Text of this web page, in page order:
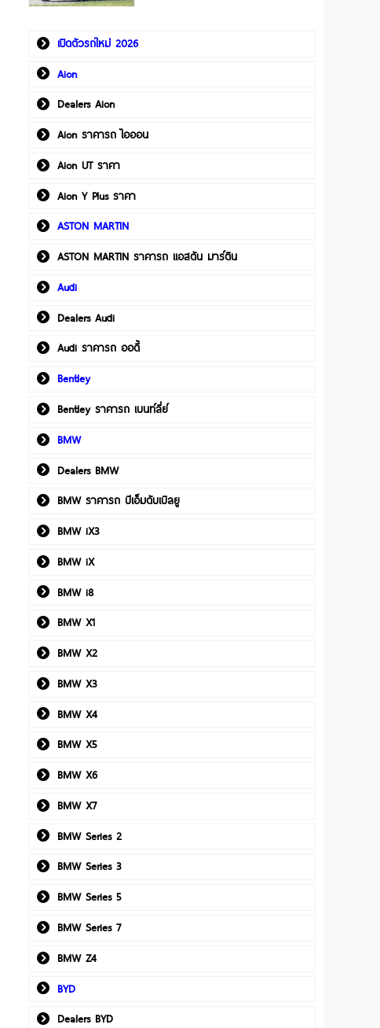
เปิดตัวรถใหม่ 2026
Aion
Dealers Aion
Aion ราคารถ ไอออน
Aion UT ราคา
Aion Y Plus ราคา
ASTON MARTIN
ASTON MARTIN ราคารถ แอสตัน มาร์ติน
Audi
Dealers Audi
Audi ราคารถ ออดี้
Bentley
Bentley ราคารถ เบนท์ลี่ย์
BMW
Dealers BMW
BMW ราคารถ บีเอ็มดับเบิลยู
BMW iX3
BMW iX
BMW i8
BMW X1
BMW X2
BMW X3
BMW X4
BMW X5
BMW X6
BMW X7
BMW Series 2
BMW Series 3
BMW Series 5
BMW Series 7
BMW Z4
BYD
Dealers BYD